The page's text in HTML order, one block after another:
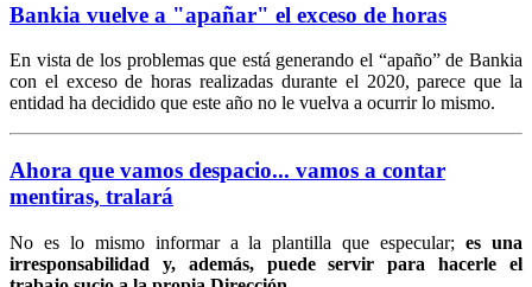
Bankia vuelve a "apañar" el exceso de horas
En vista de los problemas que está generando el “apaño” de Bankia
con el exceso de horas realizadas durante el 2020, parece que la
entidad ha decidido que este año no le vuelva a ocurrir lo mismo.
Ahora que vamos despacio... vamos a contar
mentiras, tralará
No es lo mismo informar a la plantilla que especular;es una
irresponsabilidad y, además, puede servir para hacerle el